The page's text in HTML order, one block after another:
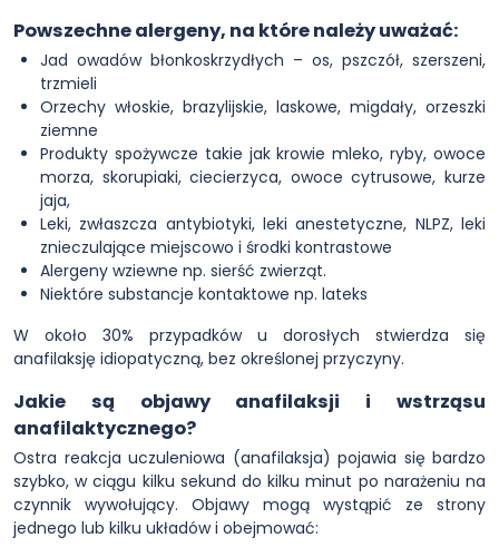
Powszechne alergeny, na które należy uważać:
Jad owadów błonkoskrzydłych – os, pszczół, szerszeni,
trzmieli
Orzechy włoskie, brazylijskie, laskowe, migdały, orzeszki
ziemne
Produkty spożywcze takie jak krowie mleko, ryby, owoce
morza, skorupiaki, ciecierzyca, owoce cytrusowe, kurze
jaja,
Leki, zwłaszcza antybiotyki, leki anestetyczne, NLPZ, leki
znieczulające miejscowo i środki kontrastowe
Alergeny wziewne np. sierść zwierząt.
Niektóre substancje kontaktowe np. lateks
W około 30% przypadków u dorosłych stwierdza się
anafilaksję idiopatyczną, bez określonej przyczyny.
Jakie są objawy anafilaksji i wstrząsu
anafilaktycznego?
Ostra reakcja uczuleniowa (anafilaksja) pojawia się bardzo
szybko, w ciągu kilku sekund do kilku minut po narażeniu na
czynnik wywołujący. Objawy mogą wystąpić ze strony
jednego lub kilku układów i obejmować: